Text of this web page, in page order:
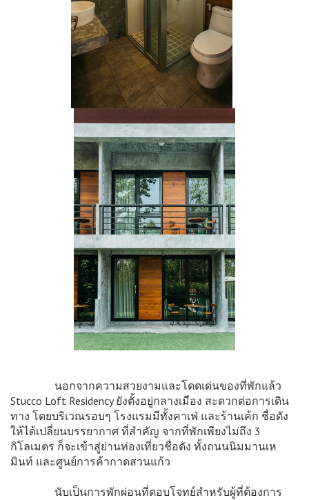
นอกจากความสวยงามและโดดเด่นของที่พักแล้ว
Stucco Loft Residency ยังตั้งอยู่กลางเมือง สะดวกต่อการเดิน
ทาง โดยบริเวณรอบๆ โรงแรมมีทั้งคาเฟ่ และร้านเค้ก ชื่อดัง
ให้ได้เปลี่ยนบรรยากาศ ที่สำคัญ จากที่พักเพียงไม่ถึง 3
กิโลเมตร ก็จะเข้าสู่ย่านท่องเที่ยวชื่อดัง ทั้งถนนนิมมานเห
มินท์ และศูนย์การค้ากาดสวนแก้ว
นับเป็นการพักผ่อนที่ตอบโจทย์สำหรับผู้ที่ต้องการ